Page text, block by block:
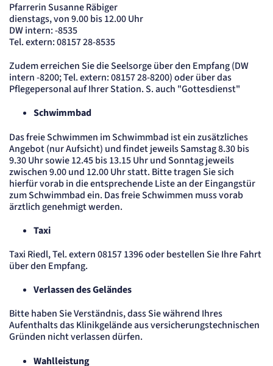
Pfarrerin Susanne Räbiger
dienstags, von 9.00 bis 12.00 Uhr
DW intern: -8535
Tel. extern: 08157 28-8535
Zudem erreichen Sie die Seelsorge über den Empfang (DW
intern -8200; Tel. extern: 08157 28-8200) oder über das
Pflegepersonal auf Ihrer Station. S. auch "Gottesdienst"
Schwimmbad
Das freie Schwimmen im Schwimmbad ist ein zusätzliches
Angebot (nur Aufsicht) und findet jeweils Samstag 8.30 bis
9.30 Uhr sowie 12.45 bis 13.15 Uhr und Sonntag jeweils
zwischen 9.00 und 12.00 Uhr statt. Bitte tragen Sie sich
hierfür vorab in die entsprechende Liste an der Eingangstür
zum Schwimmbad ein. Das freie Schwimmen muss vorab
ärztlich genehmigt werden.
Taxi
Taxi Riedl, Tel. extern 08157 1396 oder bestellen Sie Ihre Fahrt
über den Empfang.
Verlassen des Geländes
Bitte haben Sie Verständnis, dass Sie während Ihres
Aufenthalts das Klinikgelände aus versicherungstechnischen
Gründen nicht verlassen dürfen.
Wahlleistung